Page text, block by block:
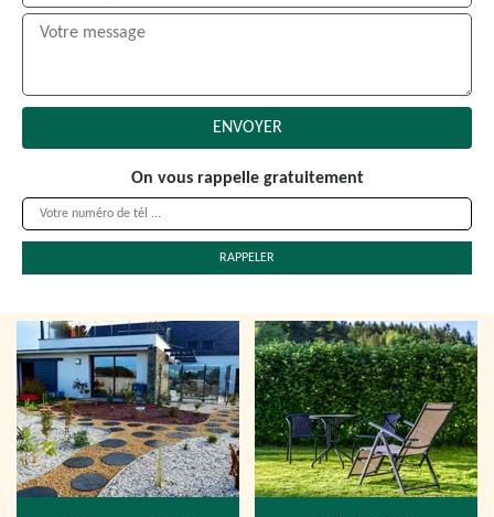
On vous rappelle gratuitement